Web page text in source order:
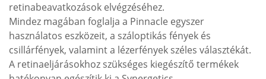
retinabeavatkozások elvégzéséhez.
Mindez magában foglalja a Pinnacle egyszer
használatos eszközeit, a száloptikás fények és
csillárfények, valamint a lézerfények széles választékát.
A retinaeljárásokhoz szükséges kiegészítő termékek